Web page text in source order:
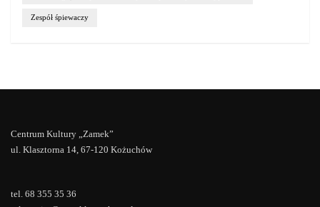
Zespół śpiewaczy
Centrum Kultury „Zamek”
ul. Klasztorna 14, 67-120 Kożuchów
tel. 68 355 35 36